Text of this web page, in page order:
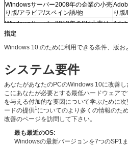
Windowsサーバー2008年の企業の小売
り版/アラビア/スペイン語/他
り版
Windowsサーバー2012年のStd小売り
版/アラビア/スペイン語/他
版/アラビア/スペイン語/他
り版
指定
Windows 10.のために利用できる条件、版お
システム要件
あなたがあなたのPCのWindows 10に改善
こにあなたが必要とする最低ハードウェア
を与える付加的な要因について学ぶために
ードの提供1についてのより多くの情報のた
改善のページを訪問して下さい。
最も最近のOS:
Windowsの最新バージョンを7つのSP1